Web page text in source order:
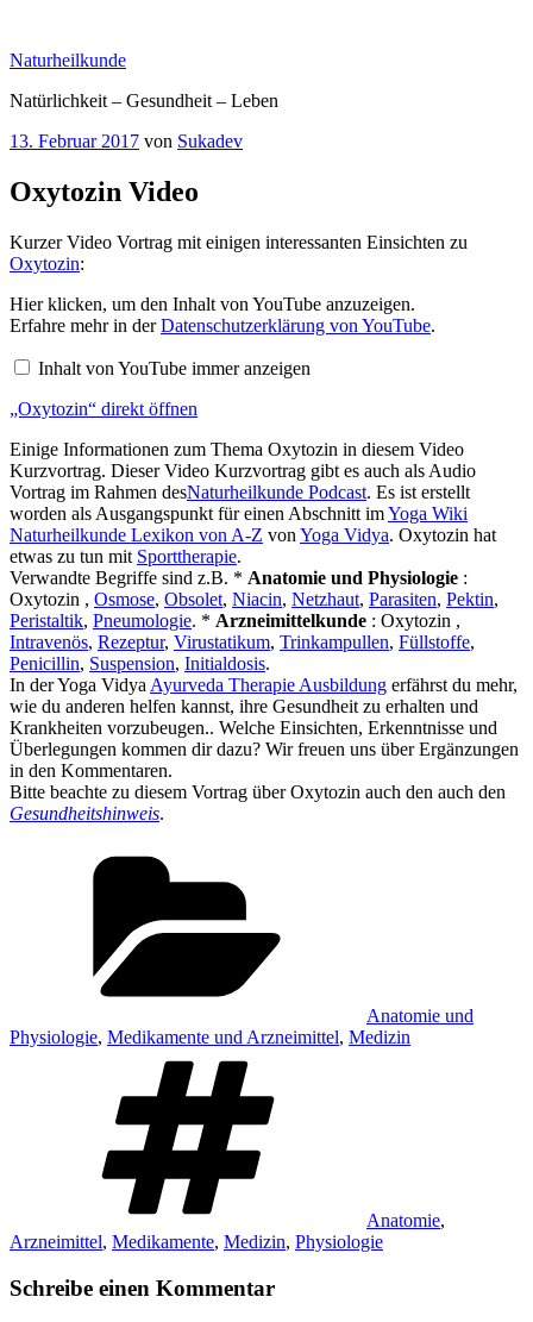
springen
Naturheilkunde
Natürlichkeit – Gesundheit – Leben
Veröffentlicht
13. Februar 2017 von Sukadev
Oxytozin Video
Kurzer Video Vortrag mit einigen interessanten Einsichten zu
Oxytozin:
„Oxytozin“
von
YouTube
Hier klicken, um den Inhalt von YouTube anzuzeigen.
Erfahre mehr in derDatenschutzerklärung von YouTube.
Inhalt von YouTube immer anzeigen
„Oxytozin“ direkt öffnen
Einige Informationen zum Thema Oxytozin in diesem Video
Kurzvortrag. Dieser Video Kurzvortrag gibt es auch als Audio
Vortrag im Rahmen desNaturheilkunde Podcast. Es ist erstellt
worden als Ausgangspunkt für einen Abschnitt imYoga Wiki
Naturheilkunde Lexikon von A-Z von Yoga Vidya. Oxytozin hat
etwas zu tun mit Sporttherapie.
Verwandte Begriffe sind z.B. * Anatomie und Physiologie :
Oxytozin , Osmose, Obsolet, Niacin, Netzhaut, Parasiten, Pektin,
Peristaltik, Pneumologie. * Arzneimittelkunde : Oxytozin ,
Intravenös, Rezeptur, Virustatikum, Trinkampullen, Füllstoffe,
Penicillin, Suspension, Initialdosis.
In der Yoga Vidya Ayurveda Therapie Ausbildung erfährst du mehr,
wie du anderen helfen kannst, ihre Gesundheit zu erhalten und
Krankheiten vorzubeugen.. Welche Einsichten, Erkenntnisse und
Überlegungen kommen dir dazu? Wir freuen uns über Ergänzungen
in den Kommentaren.
Bitte beachte zu diesem Vortrag über Oxytozin auch den auch den
Gesundheitshinweis.
Anatomie und
Physiologie, Medikamente und Arzneimittel, Medizin
Anatomie,
Arzneimittel, Medikamente, Medizin, Physiologie
Schreibe einen Kommentar